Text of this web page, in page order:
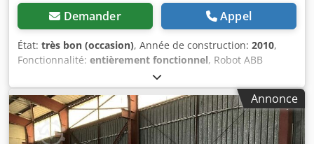
4262549323989) • Charge maximale du robot : 340 kg •
Numéro d’axe : 6 • Portée maximale : 2800 mm • Précision
de répétition : 0,3 mm • Contrôleur : IRC5 M2004 1 x Robot
ABB Robotics IRB 7600-500/2.55 M2004, n° de robot 76-
63750 (28 670 heures de fonctionnement) - uniquement la
partie mécanique (EAN 4262549323996) • Charge maximale
du robot : 500 kg • Numéro d’axe : 6 • Portée maximale :
2550 mm • Précision de répétition : 0,3 mm • Contrôleur :
IRC5 M2004 Robot ABB Robotics IRB 7600-500/2.55 M2004,
Demander Appel
État: très bon (occasion), Année de construction: 2010,
Fonctionnalité: entièrement fonctionnel, Robot ABB
Robotics IRB 7600 – uniquement la partie mécanique
(différents modèles et versions – voir ci-dessous) 1 x Robot
ABB Robotics IRB 7600-325/3.1 M2004, n° de robot 76-
63643 – uniquement la partie mécanique (EAN
4262549323934) Dcedezm Nd Aopfx Aftok • Charge
Annonce